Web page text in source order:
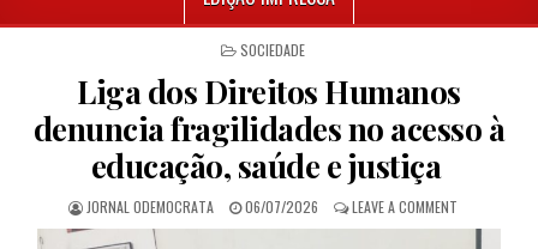
POSTED IN
SOCIEDADE
Liga dos Direitos Humanos
denuncia fragilidades no acesso à
educação, saúde e justiça
AUTHOR:
JORNAL ODEMOCRATA PUBLISHED DATE:
06/07/2026 LEAVE A COMMENT